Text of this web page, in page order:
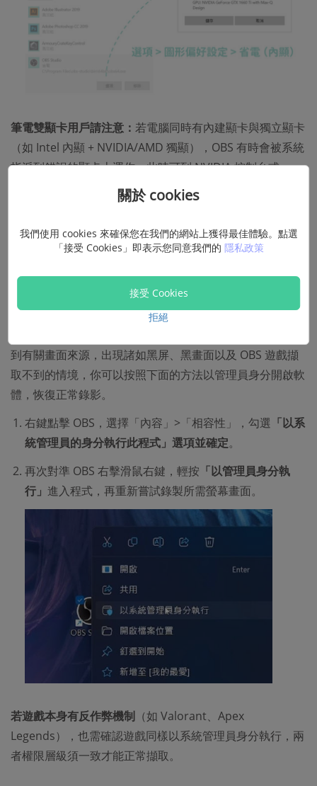
筆電雙顯卡用戶請注意： 若電腦同時有內建顯卡與獨立顯卡
（如 Intel 內顯 + NVIDIA/AMD 獨顯），OBS 有時會被系統
指派到錯誤的顯卡上運作。此時可到 NVIDIA 控制台或
AMD Radeon 設定中，手動指定 OBS 使用「高效能顯示
卡」（獨顯），避免資源衝突。
方法 4. 透過管理員身分啟用 OBS
：OBS 沒有遊戲或應用程式的完整權限，無
法錄製對應螢幕畫面。
到有關畫面來源，出現諸如黑屏、黑畫面以及 OBS 遊戲擷
取不到的情境，你可以按照下面的方法以管理員身分開啟軟
體，恢復正常錄影。
右鍵點擊 OBS，選擇「內容」>「相容性」，勾選 「以系
統管理員的身分執行此程式」選項並確定。
再次對準 OBS 右擊滑鼠右鍵，輕按 「以管理員身分執
行」 進入程式，再重新嘗試錄製所需螢幕畫面。
若遊戲本身有反作弊機制 （如 Valorant、Apex
Legends），也需確認遊戲同樣以系統管理員身分執行，兩
者權限層級須一致才能正常擷取。
關於 cookies
我們使用 cookies 來確保您在我們的網站上獲得最佳體驗。點選
「接受 Cookies」即表示您同意我們的 隱私政策
接受 Cookies
拒絕